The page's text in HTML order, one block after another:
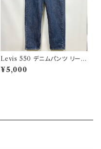
Levis 550 デニムパンツ リーバ
イス ワイドデニム 3
¥5,000